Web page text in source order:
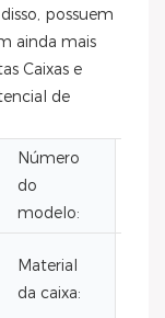
possuem
ainda mais
Caixas e
de
Número
do
modelo:
Material
da caixa: